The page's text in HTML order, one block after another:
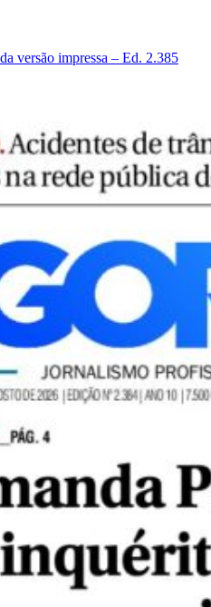
versão impressa – Ed. 2.385